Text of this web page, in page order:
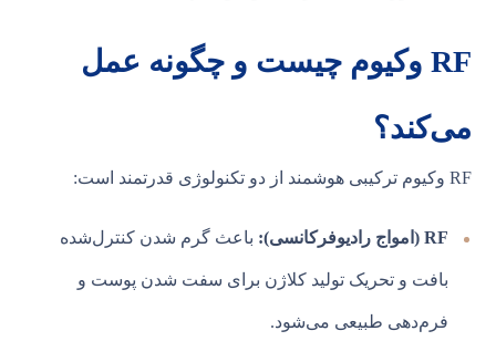
RF وکیوم چیست و چگونه عمل
می‌کند؟
RF وکیوم ترکیبی هوشمند از دو تکنولوژی قدرتمند است:
RF (امواج رادیوفرکانسی): باعث گرم شدن کنترل‌شده
بافت و تحریک تولید کلاژن برای سفت شدن پوست و
فرم‌دهی طبیعی می‌شود.